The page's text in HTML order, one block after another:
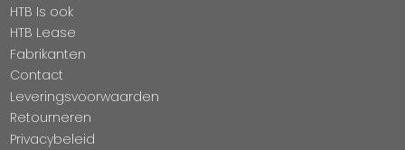
HTB Is ook
HTB Lease
Fabrikanten
Contact
Leveringsvoorwaarden
Retourneren
Privacybeleid